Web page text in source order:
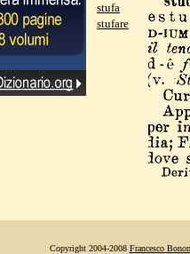
stufa
stufare
Copyright 2004-2008 Francesco